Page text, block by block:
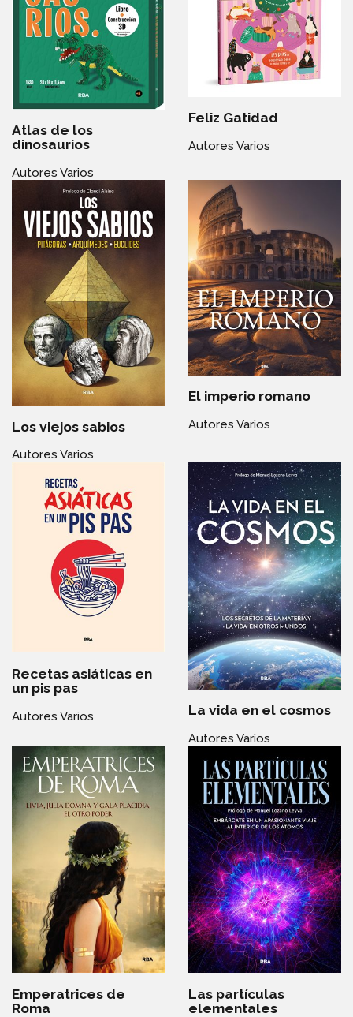
Atlas de los
dinosaurios
Autores Varios
Feliz Gatidad
Autores Varios
Los viejos sabios
Autores Varios
El imperio romano
Autores Varios
Recetas asiáticas en
un pis pas
Autores Varios La vida en el cosmos
Autores Varios
Emperatrices de
Roma
Las partículas
elementales